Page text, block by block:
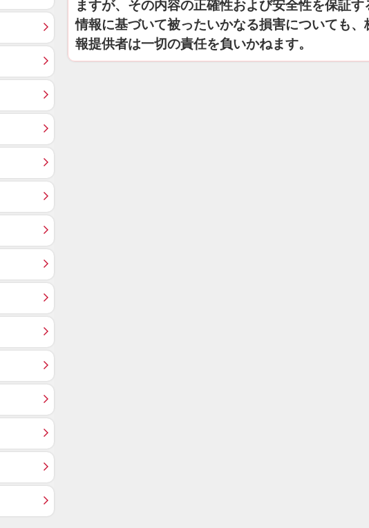
ますが、その内容の正確性および安全性を保証
情報に基づいて被ったいかなる損害についても
報提供者は一切の責任を負いかねます。